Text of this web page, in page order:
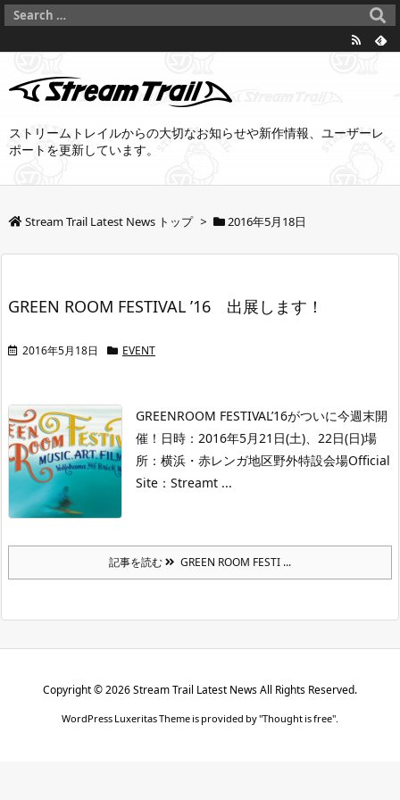
ストリームトレイルからの大切なお知らせや新作情報、ユーザーレ
ポートを更新しています。
Stream Trail Latest News トップ > 2016年5月18日
GREEN ROOM FESTIVAL ’16 出展します！
2016年5月18日 EVENT
GREENROOM FESTIVAL’16がついに今週末開
催！ 日時：2016年5月21日(土)、22日(日)場
所：横浜・赤レンガ地区野外特設会場Official
Site： Streamt ...
記事を読む GREEN ROOM FESTI ...
Copyright ©2026Stream Trail Latest NewsAll Rights Reserved.
WordPress Luxeritas Theme is provided by "Thought is free".